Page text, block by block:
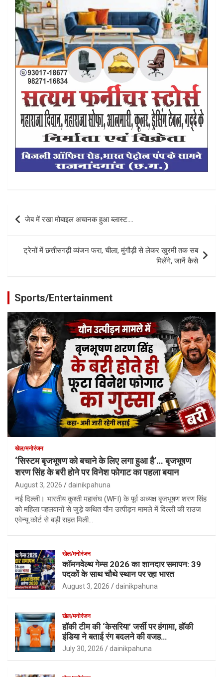
Post
navigation
जेब में रखा मोबाइल अचानक हुआ ब्लास्ट….
ट्रेनों में छत्तीसगढ़ी व्यंजन फरा, चीला, मुंगौड़ी से लेकर खुरमी तक सब
मिलेंगे, जानें कैसे
Sports/Entertainment
खेल/मनोरंजन
‘सिस्टम बृजभूषण को बचाने के लिए लगा हुआ है’… बृजभूषण
शरण सिंह के बरी होने पर विनेश फोगाट का पहला बयान
August 3, 2026 dainikpahuna
नई दिल्ली। भारतीय कुश्ती महासंघ (WFI) के पूर्व अध्यक्ष बृजभूषण शरण सिंह
को महिला पहलवानों से जुड़े कथित यौन उत्पीड़न मामले में दिल्ली की राउज
एवेन्यू कोर्ट से बड़ी राहत मिली…
खेल/मनोरंजन
कॉमनवेल्थ गेम्स 2026 का शानदार समापन: 39
पदकों के साथ चौथे स्थान पर रहा भारत
August 3, 2026 dainikpahuna
खेल/मनोरंजन
हॉकी टीम की ‘केसरिया’ जर्सी पर हंगामा, हॉकी
इंडिया ने बताई रंग बदलने की वजह…
July 30, 2026 dainikpahuna